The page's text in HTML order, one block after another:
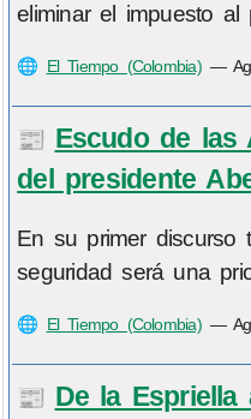
eliminar el impuesto al
🌐 El Tiempo (Colombia)—
📰 Escudo de las
del presidente
En su primer discurso
seguridad será una
🌐 El Tiempo (Colombia)—
📰 De la Espriella